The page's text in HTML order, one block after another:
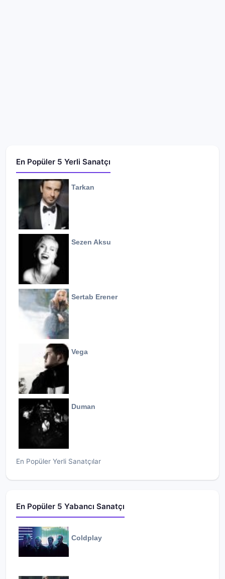
En Popüler 5 Yerli Sanatçı
Tarkan
Sezen Aksu
Sertab Erener
Vega
Duman
En Popüler Yerli Sanatçılar
En Popüler 5 Yabancı Sanatçı
Coldplay